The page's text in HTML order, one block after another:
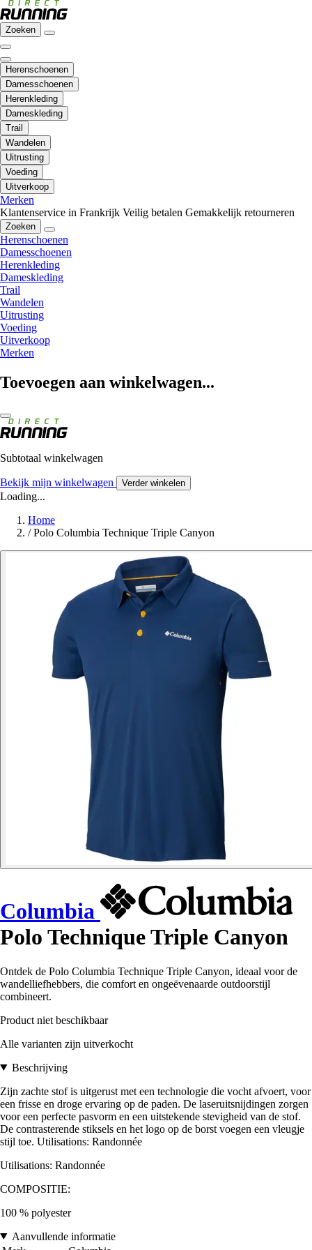
Zoeken
Herenschoenen
Damesschoenen
Herenkleding
Dameskleding
Trail
Wandelen
Uitrusting
Voeding
Uitverkoop
Merken
Klantenservice in Frankrijk Veilig betalen Gemakkelijk retourneren
Zoeken
Herenschoenen
Damesschoenen
Herenkleding
Dameskleding
Trail
Wandelen
Uitrusting
Voeding
Uitverkoop
Merken
Toevoegen aan winkelwagen...
Subtotaal winkelwagen
Bekijk mijn winkelwagen Verder winkelen
Loading...
Home
/ Polo Columbia Technique Triple Canyon
Columbia
Polo Technique Triple Canyon
Ontdek de Polo Columbia Technique Triple Canyon, ideaal voor de
wandelliefhebbers, die comfort en ongeëvenaarde outdoorstijl
combineert.
Product niet beschikbaar
Alle varianten zijn uitverkocht
Beschrijving
Zijn zachte stof is uitgerust met een technologie die vocht afvoert, voor
een frisse en droge ervaring op de paden. De laseruitsnijdingen zorgen
voor een perfecte pasvorm en een uitstekende stevigheid van de stof.
De contrasterende stiksels en het logo op de borst voegen een vleugje
stijl toe. Utilisations: Randonnée
Utilisations: Randonnée
COMPOSITIE:
100 % polyester
Aanvullende informatie